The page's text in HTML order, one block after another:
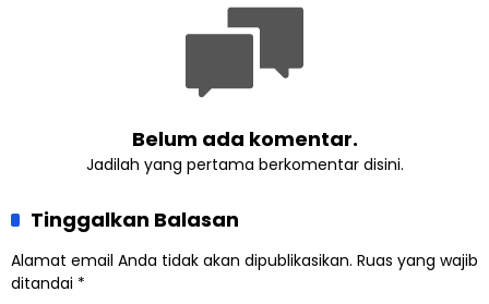
Belum ada komentar.
Jadilah yang pertama berkomentar disini.
Tinggalkan Balasan
Alamat email Anda tidak akan dipublikasikan. Ruas yang wajib
ditandai *